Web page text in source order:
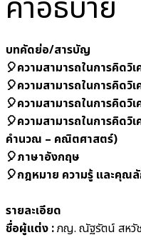
คำอธิบาย
บทคัดย่อ/สารบัญ
🎈ความสามารถในการคิดวิเ
🎈ความสามารถในการคิดวิ
🎈ความสามารถในการคิดวิ
🎈ความสามารถในการคิดวิ
คำนวณ – คณิตศาสตร์)
🎈ภาษาอังกฤษ
🎈กฎหมาย ความรู้ และคุณ
รายละเอียด
ชื่อผู้แต่ง :ภญ. ณัฐรัตน์ สหวั